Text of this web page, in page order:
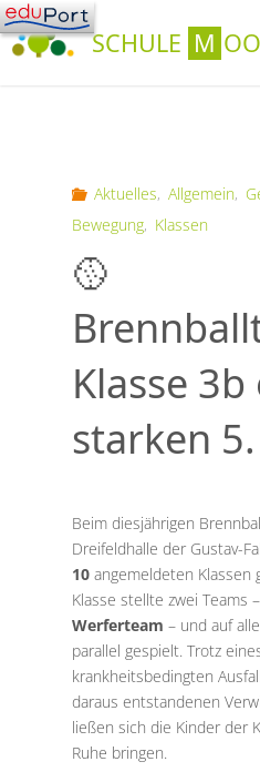
Skip
to
content
SCHULE M OO
Aktuelles, Allgemein,
Bewegung, Klassen
🥎
Klasse
starken
Beim diesjährigen
Dreifeldhalle der Gustav-
10angemeldeten Klassen
Klasse stellte zwei Teams
Werferteam – und auf
parallel gespielt. Trotz
krankheitsbedingten
daraus entstandenen
ließen sich die Kinder der
Ruhe bringen.